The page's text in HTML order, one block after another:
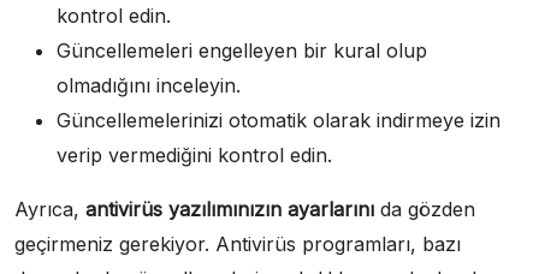
kontrol edin.
Güncellemeleri engelleyen bir kural olup
olmadığını inceleyin.
Güncellemelerinizi otomatik olarak indirmeye izin
verip vermediğini kontrol edin.
Ayrıca, antivirüs yazılımınızın ayarlarını da gözden
geçirmeniz gerekiyor. Antivirüs programları, bazı